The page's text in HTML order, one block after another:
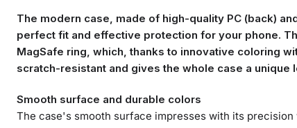
The modern case, made of high-quality PC (back)
perfect fit and effective protection for your phone.
MagSafe ring, which, thanks to innovative coloring
scratch-resistant and gives the whole case a unique
Smooth surface and durable colors
The case's smooth surface impresses with its precision